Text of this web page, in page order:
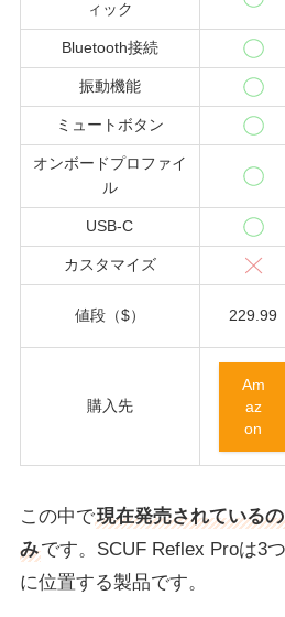
ィック
Bluetooth接続
振動機能
ミュートボタン
オンボードプロファイ
ル
USB-C
カスタマイズ
値段（$） 229.99
購入先
Am
az
on
この中で現在発売されている
みです。SCUF Reflex Proは3
に位置する製品です。